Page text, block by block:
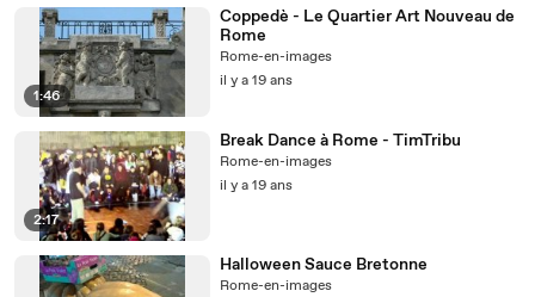
1:46
Coppedè - Le Quartier Art Nouveau de
Rome
Rome-en-images
il y a 19 ans
2:17
Break Dance à Rome - TimTribu
Rome-en-images
il y a 19 ans
Halloween Sauce Bretonne
Rome-en-images